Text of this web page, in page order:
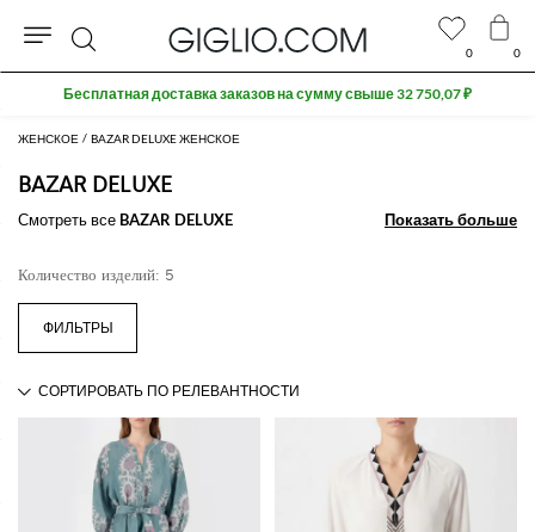
ЖЕНСКОЕ BAZAR DELUXE ЖЕНСКОЕ
BAZAR DELUXE
Смотреть все BAZAR DELUXE Показать больше
Показать больше
Количество изделий: 5
0 0
Поиск
Бесплатная доставка заказов на сумму свыше 32 750,07 ₽